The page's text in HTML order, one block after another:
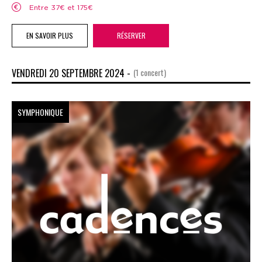
Entre 37€ et 175€
EN SAVOIR PLUS RÉSERVER
VENDREDI 20 SEPTEMBRE 2024 - (1 concert)
SYMPHONIQUE